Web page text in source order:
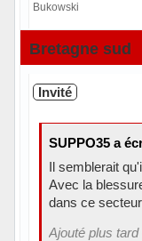
Bukowski
Hors ligne
Bretagne sud
Invité
SUPPO35 a
Il semblerait
Avec la
dans ce
Ajouté plus